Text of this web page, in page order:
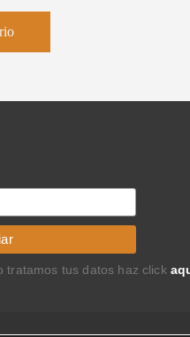
tratamos tus datos haz click